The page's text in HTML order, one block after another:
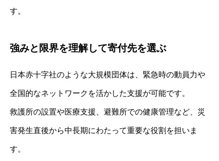
す。
強みと限界を理解して寄付先を選ぶ
日本赤十字社のような大規模団体は、緊急時の動員力や
全国的なネットワークを活かした支援が可能です。
救護所の設置や医療支援、避難所での健康管理など、災
害発生直後から中長期にわたって重要な役割を担いま
す。